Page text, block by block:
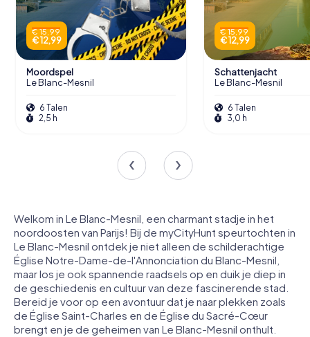
€ 15,99
€ 12,99
Moordspel
Le Blanc-Mesnil
6 Talen
2,5 h
€ 15,99
€ 12,99
Schattenjacht
Le Blanc-Mesnil
6 Talen
3,0 h
Welkom in Le Blanc-Mesnil, een charmant stadje in het
noordoosten van Parijs! Bij de myCityHunt speurtochten in
Le Blanc-Mesnil ontdek je niet alleen de schilderachtige
Église Notre-Dame-de-l'Annonciation du Blanc-Mesnil,
maar los je ook spannende raadsels op en duik je diep in
de geschiedenis en cultuur van deze fascinerende stad.
Bereid je voor op een avontuur dat je naar plekken zoals
de Église Saint-Charles en de Église du Sacré-Cœur
brengt en je de geheimen van Le Blanc-Mesnil onthult.